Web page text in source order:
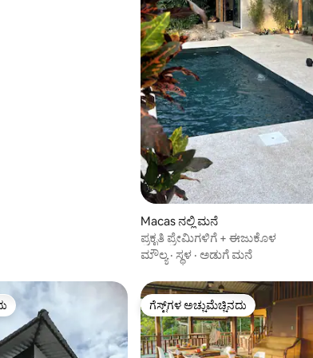
Macas ನಲ್ಲಿ ಮನೆ
ಪ್ರಕೃತಿ ಪ್ರೇಮಿಗಳಿಗೆ + ಈಜುಕೊಳ
ಮೌಲ್ಯ· ಸ್ಥಳ · ಅಡುಗೆ ಮನೆ
ಗೆಸ್ಟ್‌ಗಳ ಅಚ್ಚುಮೆಚ್ಚಿನದು
ಗೆಸ್ಟ್‌ಗಳ ಅಚ್ಚುಮೆಚ್ಚಿನದು